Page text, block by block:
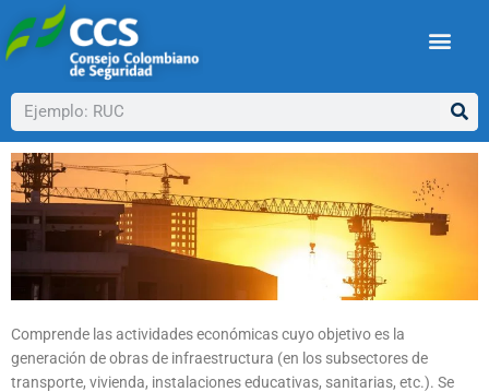
al
contenido
Buscar
Comprende las actividades económicas cuyo objetivo es la
generación de obras de infraestructura (en los subsectores de
transporte, vivienda, instalaciones educativas, sanitarias, etc.). Se